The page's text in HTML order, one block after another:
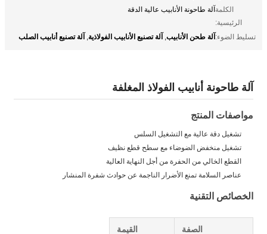
الكلمة
الرئيسية:
آلة طاحونة الأنابيب عالية الدقة
تسليط الضوء:آلة طحن الأنابيب, آلة تصنيع الأنابيب الفولاذية, آلة تصنيع أنابيب الصلب
آلة طاحونة أنابيب الفولاذ المغلفة
مواصفات المنتج
تشغيل دقة عالية مع التشغيل السلس
تشغيل منخفض الضوضاء مع سطح قطع نظيف
القطع الخالي من الحفرة من أجل النهاية العالية
عناصر السلامة تمنع الأضرار الناجمة عن حوادث شفرة المنشار
الخصائص التقنية
الصفة القيمة